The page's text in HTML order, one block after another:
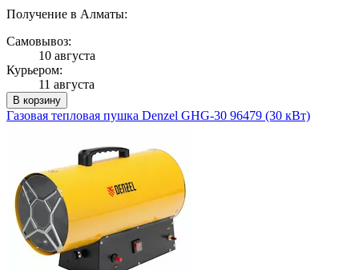
Получение в Алматы:
Самовывоз:
10 августа
Курьером:
11 августа
В корзину
Газовая тепловая пушка Denzel GHG-30 96479 (30 кВт)